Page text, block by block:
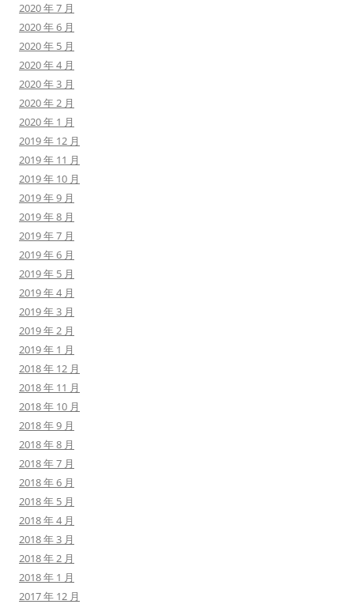
2020 年 7 月
2020 年 6 月
2020 年 5 月
2020 年 4 月
2020 年 3 月
2020 年 2 月
2020 年 1 月
2019 年 12 月
2019 年 11 月
2019 年 10 月
2019 年 9 月
2019 年 8 月
2019 年 7 月
2019 年 6 月
2019 年 5 月
2019 年 4 月
2019 年 3 月
2019 年 2 月
2019 年 1 月
2018 年 12 月
2018 年 11 月
2018 年 10 月
2018 年 9 月
2018 年 8 月
2018 年 7 月
2018 年 6 月
2018 年 5 月
2018 年 4 月
2018 年 3 月
2018 年 2 月
2018 年 1 月
2017 年 12 月